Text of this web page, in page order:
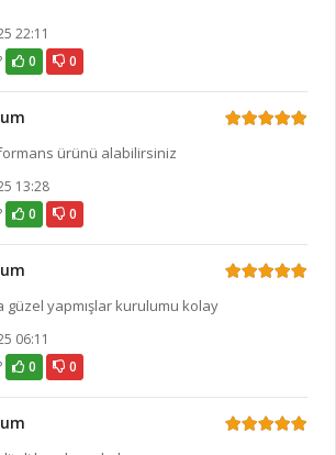
22:11
0 0
ürünü alabilirsiniz
13:28
0 0
güzel yapmışlar kurulumu kolay
06:11
0 0